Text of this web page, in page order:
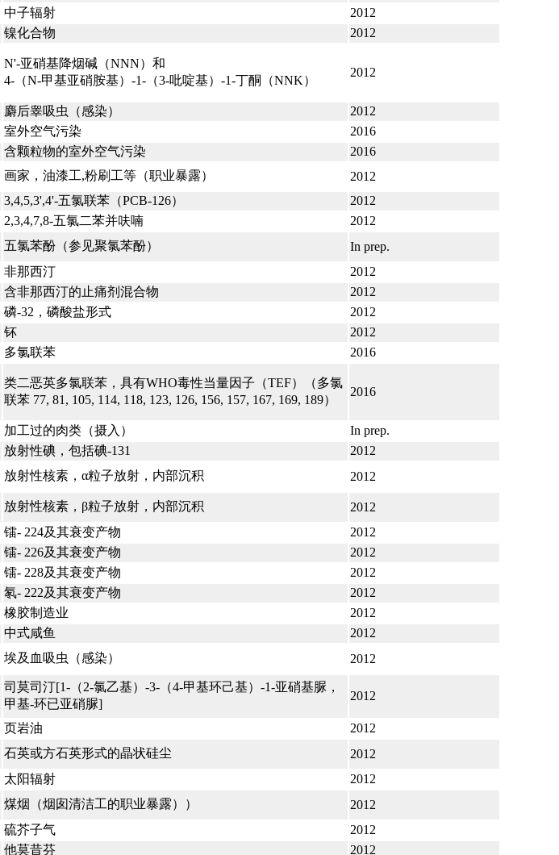
中子辐射
2012
镍化合物 2012
N'-亚硝基降烟碱（NNN）和
4-（N-甲基亚硝胺基）-1-（3-吡啶基）-1-丁酮（NNK）
2012
麝后睾吸虫（感染）
2012
室外空气污染
2016
含颗粒物的室外空气污染
2016
画家，油漆工,粉刷工等（职业暴露）
2012
3,4,5,3',4'-五氯联苯（PCB-126）
2012
2,3,4,7,8-五氯二苯并呋喃
2012
五氯苯酚（参见聚氯苯酚）
In prep.
非那西汀
2012
含非那西汀的止痛剂混合物
2012
磷-32，磷酸盐形式
2012
钚
2012
多氯联苯 2016
类二恶英多氯联苯，具有WHO毒性当量因子（TEF）（多氯
联苯 77, 81, 105, 114, 118, 123, 126, 156, 157, 167, 169, 189）
2016
加工过的肉类（摄入）
In prep.
放射性碘，包括碘-131
2012
放射性核素，α粒子放射，内部沉积 2012
放射性核素，β粒子放射，内部沉积
2012
镭- 224及其衰变产物
2012
镭- 226及其衰变产物
2012
镭- 228及其衰变产物
2012
氡- 222及其衰变产物
2012
橡胶制造业
2012
中式咸鱼
2012
埃及血吸虫（感染） 2012
司莫司汀[1-（2-氯乙基）-3-（4-甲基环己基）-1-亚硝基脲，
甲基-环已亚硝脲]
2012
页岩油
2012
石英或方石英形式的晶状硅尘
2012
太阳辐射
2012
煤烟（烟囱清洁工的职业暴露））
2012
硫芥子气
2012
他莫昔芬 2012